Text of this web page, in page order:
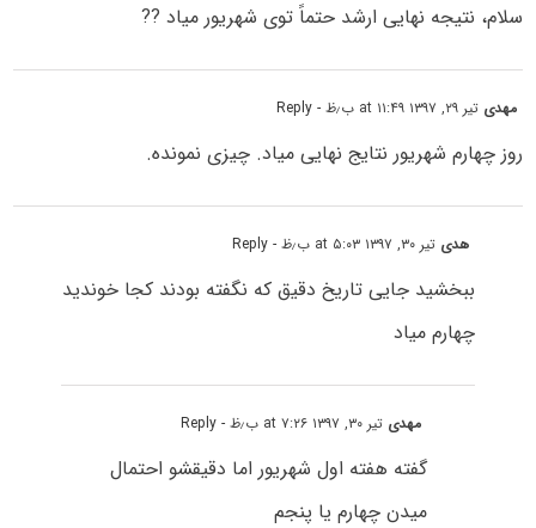
سلام، نتیجه نهایی ارشد حتماً توی شهریور میاد ??
مهدی تیر ۲۹, ۱۳۹۷ at ۱۱:۴۹ ب٫ظ - Reply
روز چهارم شهریور نتایج نهایی میاد. چیزی نمونده.
هدی تیر ۳۰, ۱۳۹۷ at ۵:۰۳ ب٫ظ - Reply
ببخشید جایی تاریخ دقیق که نگفته بودند کجا خوندید
چهارم میاد
مهدی تیر ۳۰, ۱۳۹۷ at ۷:۲۶ ب٫ظ - Reply
گفته هفته اول شهریور اما دقیقشو احتمال
میدن چهارم یا پنجم